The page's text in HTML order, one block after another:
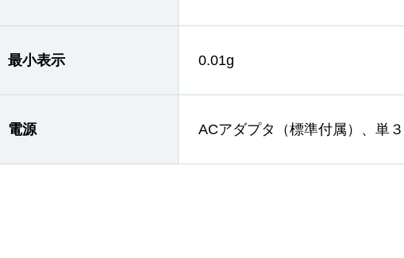
最小表示 0.01g
電源 ACアダプタ（標準付属）、単